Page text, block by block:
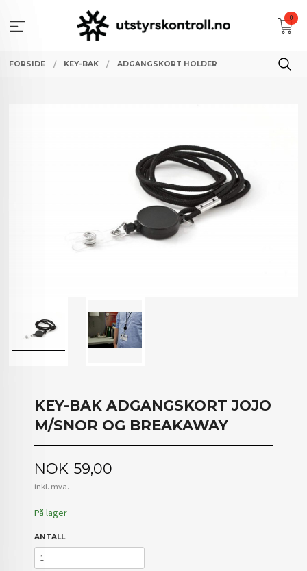
innholdet
0
FORSIDE KEY-BAK ADGANGSKORT HOLDER
KEY-BAK ADGANGSKORT JOJO
M/SNOR OG BREAKAWAY
Pris
NOK 59,00
inkl. mva.
På lager
ANTALL